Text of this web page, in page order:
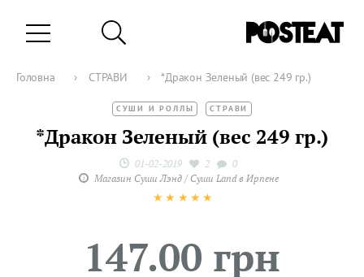
Головна › СТРАВИ › *Дракон Зеленый (вес 249 гр.)
СУШИ И РОЛЛЫ СТРАВИ
*Дракон Зеленый (вес 249 гр.)
01-02-2019 2
0
Магазин Суши Лэнд / Суши Land в Ирпене
★
★
★
★
★
147.00 грн